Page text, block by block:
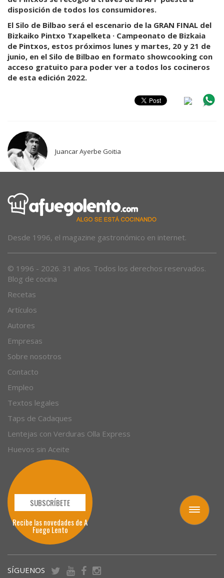
Toggle
navigation
disposición de todos los consumidores.
El Silo de Bilbao será el escenario de la GRAN FINAL del
Bizkaiko Pintxo Txapelketa · Campeonato de Bizkaia
de Pintxos, estos próximos lunes y martes, 20 y 21 de
junio, en el Silo de Bilbao en formato showcooking con
acceso gratuito para poder ver a todos los cocineros
de esta edición 2022.
Juancar Ayerbe Goitia
Desde 1996, el magazine gastronómico en internet.
© 1996 - 2026. 31 años. Todos los derechos reservados.
Blog de cocina
Recetas
Artículos
Autores
Empresas
Sobre nosotros
Contacto
Empleo
Textos legales
Taps de Cadaques
Lentejas con Verduras Olla Express
Huevos sin Aceite
SUBSCRÍBETE
Recibe las novedades de A
Fuego Lento
SÍGUENOS